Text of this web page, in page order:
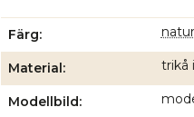
Färg
Material trikå
Modellbild